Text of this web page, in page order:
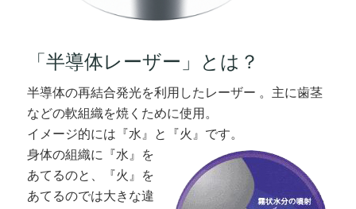
「半導体レーザー」とは？
半導体の再結合発光を利用したレーザー 。主に歯茎
などの軟組織を焼くために使用。
イメージ的には『水』と『火』です。
身体の組織に『水』を
あてるのと、『火』を
あてるのでは大きな違